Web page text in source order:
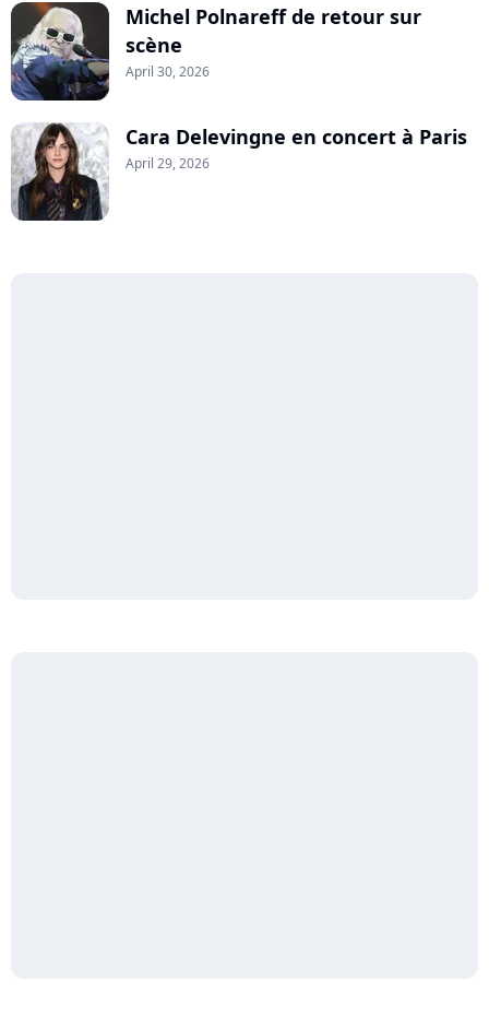
Michel Polnareff de retour sur
scène
April 30, 2026
Cara Delevingne en concert à Paris
April 29, 2026